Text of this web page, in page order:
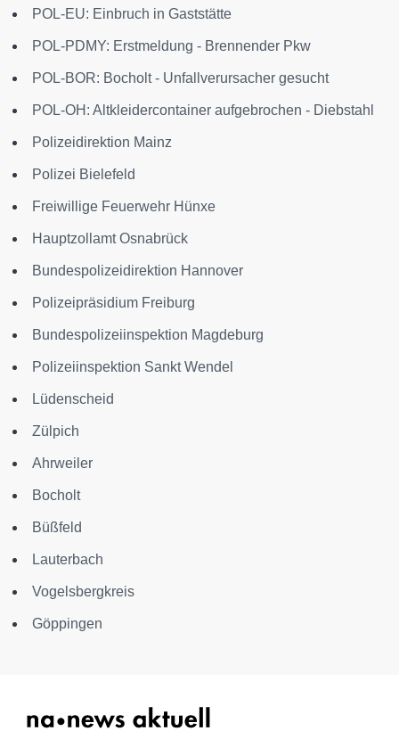
POL-EU: Einbruch in Gaststätte
POL-PDMY: Erstmeldung - Brennender Pkw
POL-BOR: Bocholt - Unfallverursacher gesucht
POL-OH: Altkleidercontainer aufgebrochen - Diebstahl
Polizeidirektion Mainz
Polizei Bielefeld
Freiwillige Feuerwehr Hünxe
Hauptzollamt Osnabrück
Bundespolizeidirektion Hannover
Polizeipräsidium Freiburg
Bundespolizeiinspektion Magdeburg
Polizeiinspektion Sankt Wendel
Lüdenscheid
Zülpich
Ahrweiler
Bocholt
Büßfeld
Lauterbach
Vogelsbergkreis
Göppingen